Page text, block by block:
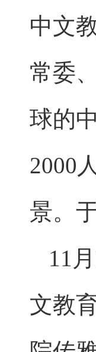
中文
常委
球的
2000
景。
11
文教